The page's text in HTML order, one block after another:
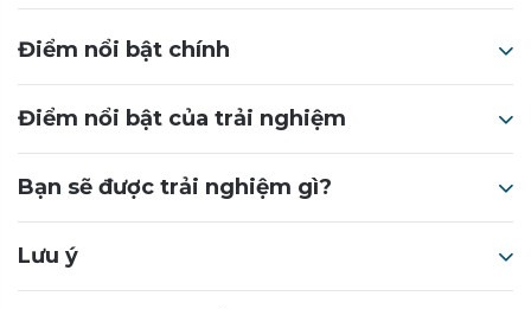
Điểm nổi bật chính
Điểm nổi bật của trải nghiệm
Bạn sẽ được trải nghiệm gì?
Lưu ý